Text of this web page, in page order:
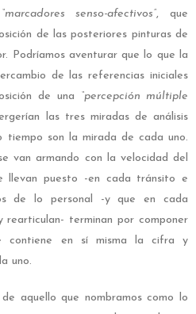
“marcadores senso-afectivos”, que
de las posteriores pinturas de
Podríamos aventurar que lo que la
de las referencias iniciales
de una “percepción múltiple
las tres miradas de análisis
tiempo son la mirada de cada uno.
van armando con la velocidad del
llevan puesto -en cada tránsito e
de lo personal -y que en cada
rearticulan- terminan por componer
contiene en sí misma la cifra y
uno.
aquello que nombramos como lo